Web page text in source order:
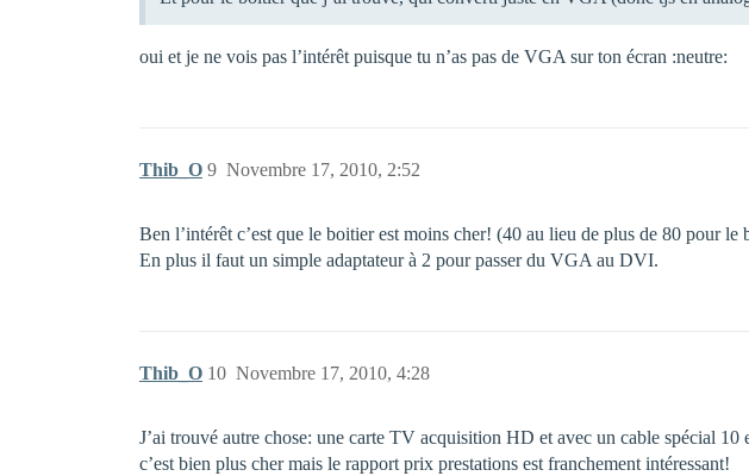
oui et je ne vois pas l’intérêt puisque tu n’as pas de VGA sur ton écran :neutre:
Thib_O Novembre 17, 2010, 2:52
9
Ben l’intérêt c’est que le boitier est moins cher! (40 au lieu de plus de 80 pour
En plus il faut un simple adaptateur à 2 pour passer du VGA au DVI.
Thib_O Novembre 17, 2010, 4:28
10
J’ai trouvé autre chose: une carte TV acquisition HD et avec un cable spécial
c’est bien plus cher mais le rapport prix prestations est franchement intéressant!